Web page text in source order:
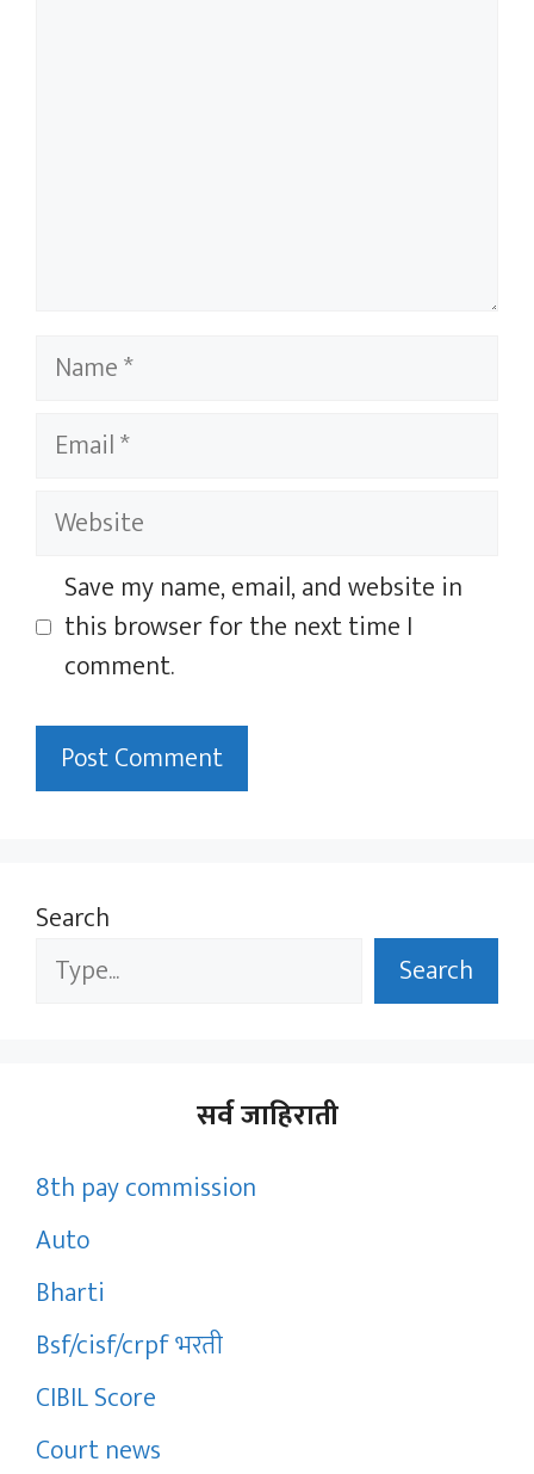
Name
Email
Website
Save my name, email, and website in
this browser for the next time I
comment.
Search
Search
सर्व जाहिराती
8th pay commission
Auto
Bharti
Bsf/cisf/crpf भरती
CIBIL Score
Court news